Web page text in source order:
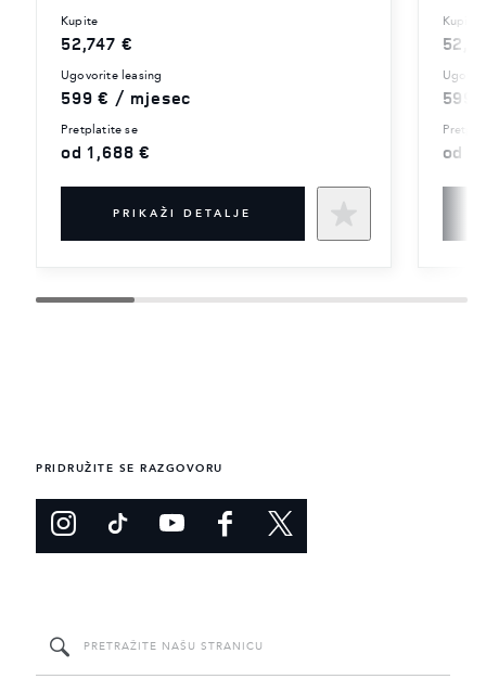
kupite
52,747 €
ugovorite leasing
599 € / mjesec
pretplatite se
od 1,688 €
PRIKAŽI DETALJE
kupite
599
od
PRIDRUŽITE SE RAZGOVORU